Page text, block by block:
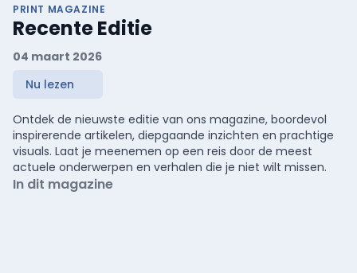
PRINT MAGAZINE
Recente Editie
04 maart 2026
Nu lezen
Ontdek de nieuwste editie van ons magazine, boordevol
inspirerende artikelen, diepgaande inzichten en prachtige
visuals. Laat je meenemen op een reis door de meest
actuele onderwerpen en verhalen die je niet wilt missen.
In dit magazine